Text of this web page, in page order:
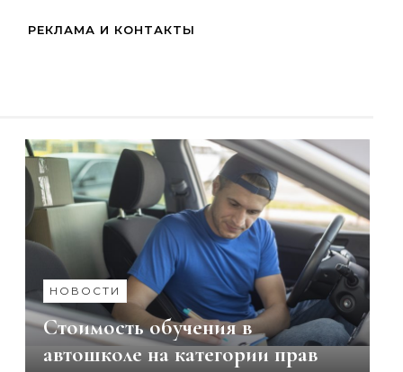
РЕКЛАМА И КОНТАКТЫ
НОВОСТИ
Стоимость обучения в
автошколе на категории прав